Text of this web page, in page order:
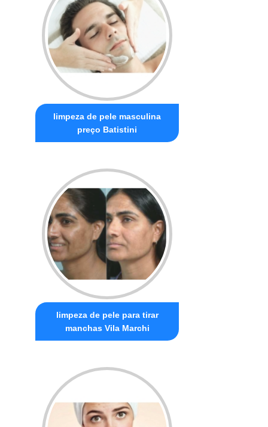
limpeza de pele masculina
preço Batistini
limpeza de pele para tirar
manchas Vila Marchi